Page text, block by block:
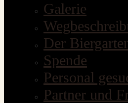
Galerie
Der
Spende
Personal
Partner und